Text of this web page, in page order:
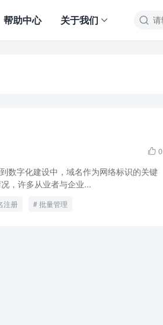

帮助中心 关于我们
 0
数字化建设中，域名作为网络标识的关键
，许多从业者与企业...
注册 批量管理